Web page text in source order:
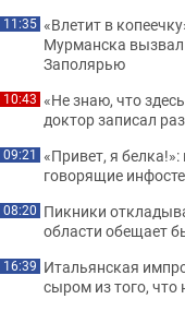
11:35 «Влетит в
Мурманска вызвал
Заполярью
10:43 «Не знаю, что
доктор записал
09:21 «Привет, я
говорящие
08:20 Пикники
области обещает
16:39 Итальянская
сыром из того,